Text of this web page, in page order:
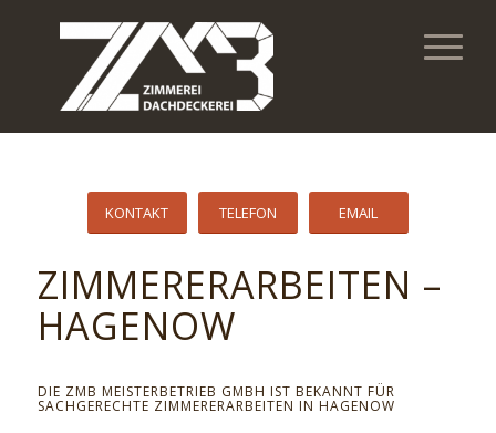
KONTAKT TELEFON EMAIL
ZIMMERERARBEITEN –
HAGENOW
DIE ZMB MEISTERBETRIEB GMBH IST BEKANNT FÜR
SACHGERECHTE ZIMMERERARBEITEN IN HAGENOW